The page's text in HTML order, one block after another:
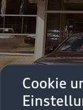
Cookie